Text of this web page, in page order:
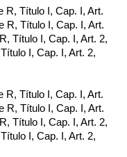
R, Título I, Cap. I, Art.
R, Título I, Cap. I, Art.
Título I, Cap. I, Art. 2,
I, Cap. I, Art. 2,
R, Título I, Cap. I, Art.
R, Título I, Cap. I, Art.
Título I, Cap. I, Art. 2,
I, Cap. I, Art. 2,